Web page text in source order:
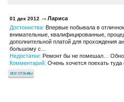
01 дек 2012
Лариса
Достоинства: Впервые побывала в
внимательные, квалифицированные,
дополнительной платой для прохождения
большому с...
Недостатки: Ремонт бы не помешал…
Комментарий: Очень хочется поехать туда
все отзывы